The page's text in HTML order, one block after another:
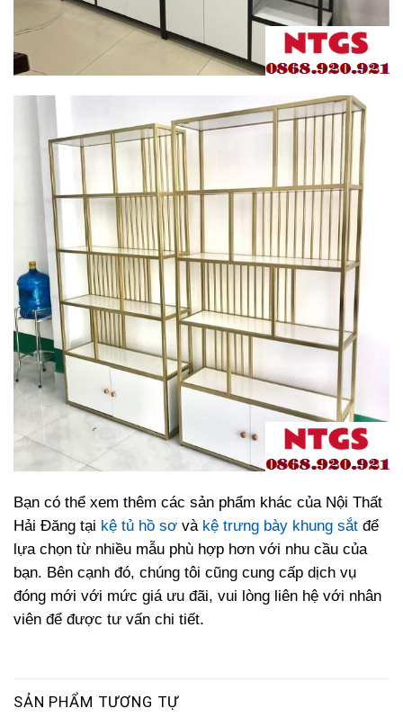
Bạn có thể xem thêm các sản phẩm khác của Nội Thất
Hải Đăng tại kệ tủ hồ sơ và kệ trưng bày khung sắt để
lựa chọn từ nhiều mẫu phù hợp hơn với nhu cầu của
bạn. Bên cạnh đó, chúng tôi cũng cung cấp dịch vụ
đóng mới với mức giá ưu đãi, vui lòng liên hệ với nhân
viên để được tư vấn chi tiết.
SẢN PHẨM TƯƠNG TỰ